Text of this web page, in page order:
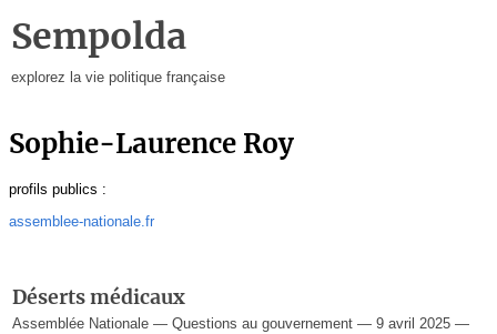
Sempolda
explorez la vie politique française
Sophie-Laurence Roy
profils publics :
assemblee-nationale.fr
Déserts médicaux
Assemblée Nationale — Questions au gouvernement — 9 avril 2025 —